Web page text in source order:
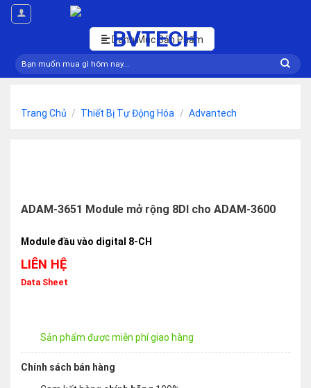
Skip
Danh Mục Sản Phẩm
Tìm
kiếm:
Trang Chủ / Thiết Bị Tự Động Hóa / Advantech
ADAM-3651 Module mở rộng 8DI cho ADAM-3600
Module đầu vào digital 8-CH
LIÊN HỆ
Data Sheet
Sản phẩm được miễn phí giao hàng
Chính sách bán hàng